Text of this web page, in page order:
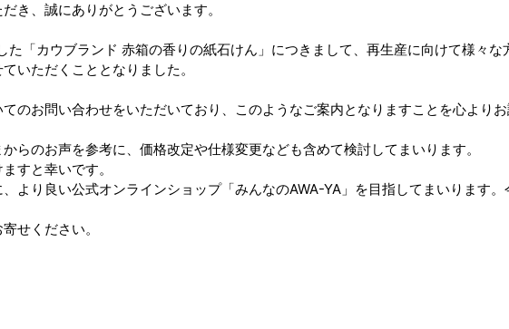
き、誠にありがとうございます。
「カウブランド 赤箱の香りの紙石けん」につきまして、再生産に向けて様々
いただくこととなりました。
のお問い合わせをいただいており、このようなご案内となりますことを心よりお
らのお声を参考に、価格改定や仕様変更なども含めて検討してまいります。
すと幸いです。
より良い公式オンラインショップ「みんなのAWA-YA」を目指してまいります。
せください。